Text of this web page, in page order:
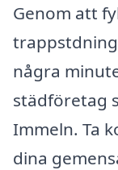
Genom att
några
städföretag
Immeln. Ta
dina